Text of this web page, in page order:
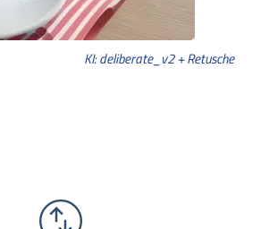
KI: deliberate_v2 + Retusche